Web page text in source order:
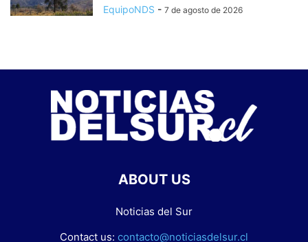
EquipoNDS - 7 de agosto de 2026
ABOUT US
Noticias del Sur
Contact us: contacto@noticiasdelsur.cl